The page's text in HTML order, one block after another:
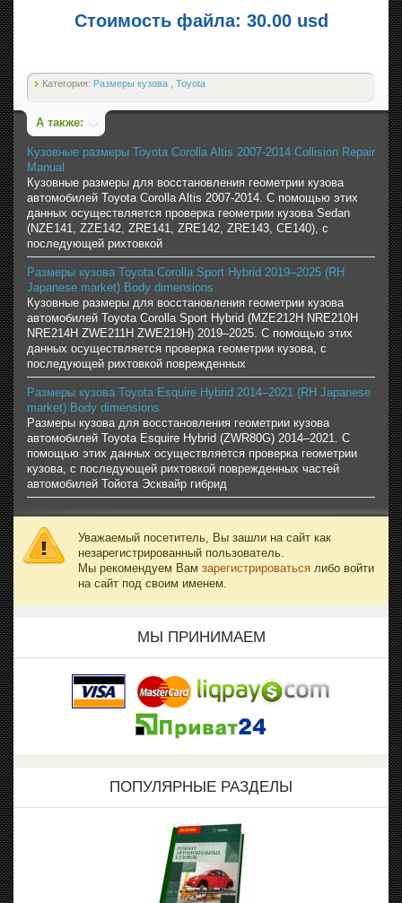
Стоимость файла: 30.00 usd
Категория: Размеры кузова Toyota
А также:
Кузовные размеры Toyota Corolla Altis 2007-2014 Collision Repair
Manual
Кузовные размеры для восстановления геометрии кузова
автомобилей Toyota Corolla Altis 2007-2014. С помощью этих
данных осуществляется проверка геометрии кузова Sedan
(NZE141, ZZE142, ZRE141, ZRE142, ZRE143, CE140), с
последующей рихтовкой
Размеры кузова Toyota Corolla Sport Hybrid 2019–2025 (RH
Japanese market) Body dimensions
Кузовные размеры для восстановления геометрии кузова
автомобилей Toyota Corolla Sport Hybrid (MZE212H NRE210H
NRE214H ZWE211H ZWE219H) 2019–2025. С помощью этих
данных осуществляется проверка геометрии кузова, с
последующей рихтовкой поврежденных
Размеры кузова Toyota Esquire Hybrid 2014–2021 (RH Japanese
market) Body dimensions
Размеры кузова для восстановления геометрии кузова
автомобилей Toyota Esquire Hybrid (ZWR80G) 2014–2021. С
помощью этих данных осуществляется проверка геометрии
кузова, с последующей рихтовкой поврежденных частей
автомобилей Тойота Эсквайр гибрид
Уважаемый посетитель, Вы зашли на сайт как
незарегистрированный пользователь.
Мы рекомендуем Вам зарегистрироваться либо войти
на сайт под своим именем.
МЫ ПРИНИМАЕМ
ПОПУЛЯРНЫЕ РАЗДЕЛЫ